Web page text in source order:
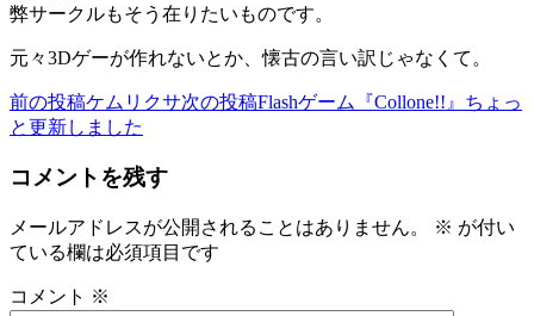
弊サークルもそう在りたいものです。
元々3Dゲーが作れないとか、懐古の言い訳じゃなくて。
投
稿
ナ
ビ
ゲ
ー
前の投稿ケムリクサ次の投稿Flashゲーム『Collone!!』ちょっ
と更新しました
コメントを残す
メールアドレスが公開されることはありません。 ※ が付い
ている欄は必須項目です
コメント ※